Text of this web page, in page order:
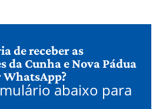
de receber as
da Cunha e Nova Pádua
WhatsApp?
abaixo para